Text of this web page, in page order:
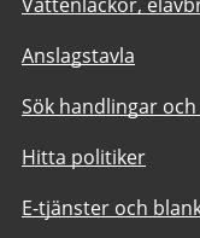
Anslagstavla
Sök handlingar
Hitta politiker
E-tjänster och